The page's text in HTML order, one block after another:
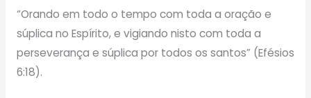
“Orando em todo o tempo com toda a oração e
súplica no Espírito, e vigiando nisto com toda a
perseverança e súplica por todos os santos” (Efésios
6:18).